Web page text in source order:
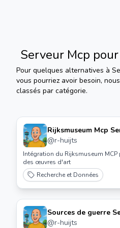
Serveur Mcp
Pour quelques alternatives à
vous pourriez avoir besoin,
classés par catégorie.
Rijksmuseum Mcp
@r-huijts
Intégration du Rijksmuseum
des œuvres d'art
Recherche et Données
Sources de guerre
@r-huijts